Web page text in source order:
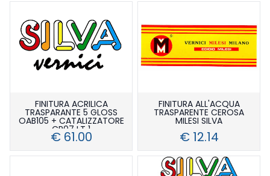
FINITURA ACRILICA
TRASPARANTE 5 GLOSS
OAB105 + CATALIZZATORE
CR07 LT 1
€ 61.00
FINITURA ALL'ACQUA
TRASPARENTE CEROSA
MILESI SILVA
€ 12.14